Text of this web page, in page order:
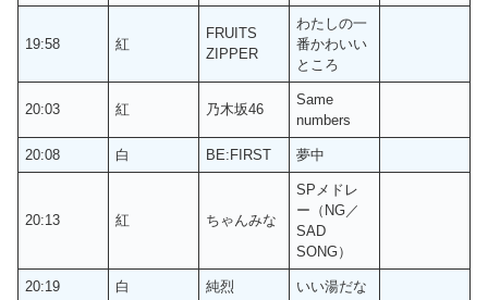
19:58 紅
FRUITS
ZIPPER
わたしの一
番かわいい
ところ
20:03 紅 乃木坂46
Same
numbers
20:08 白 BE:FIRST 夢中
20:13 紅 ちゃんみな
SPメドレ
ー（NG／
SAD
SONG）
20:19 白 純烈 いい湯だな